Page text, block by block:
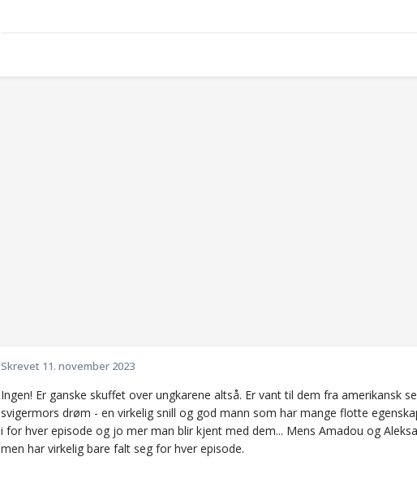
Skrevet 11. november 2023
Ingen! Er ganske skuffet over ungkarene altså. Er vant til dem fra amerikansk
svigermors drøm - en virkelig snill og god mann som har mange flotte
i for hver episode og jo mer man blir kjent med dem... Mens Amadou og
men har virkelig bare falt seg for hver episode.